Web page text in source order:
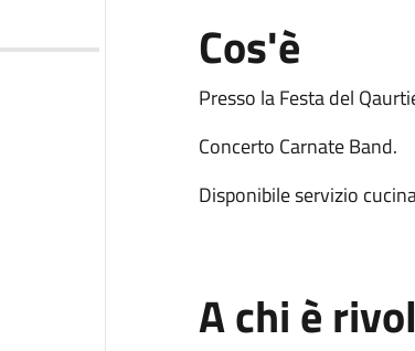
Cos'è
Presso la Festa del
Concerto Carnate Band.
Disponibile servizio
A chi è